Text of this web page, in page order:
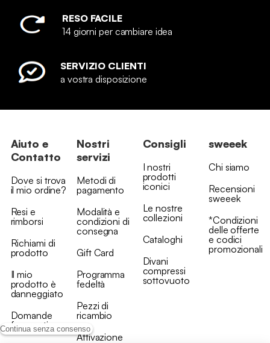
Continua senza consenso
RESO FACILE
14 giorni per cambiare idea
SERVIZIO CLIENTI
a vostra disposizione
Aiuto e
Contatto
Dove si trova
il mio ordine?
Resi e
rimborsi
Richiami di
prodotto
Il mio
prodotto è
danneggiato
Domande
frequenti
Nostri
servizi
Metodi di
pagamento
Modalità e
condizioni di
consegna
Gift Card
Programma
fedeltà
Pezzi di
ricambio
Attivazione
Consigli
I nostri
prodotti
iconici
Le nostre
collezioni
Cataloghi
Divani
compressi
sottovuoto
sweeek
Chi siamo
Recensioni
sweeek
*Condizioni
delle offerte
e codici
promozionali